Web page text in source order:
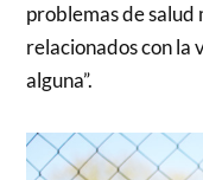
problemas de
relacionados con la
alguna”.